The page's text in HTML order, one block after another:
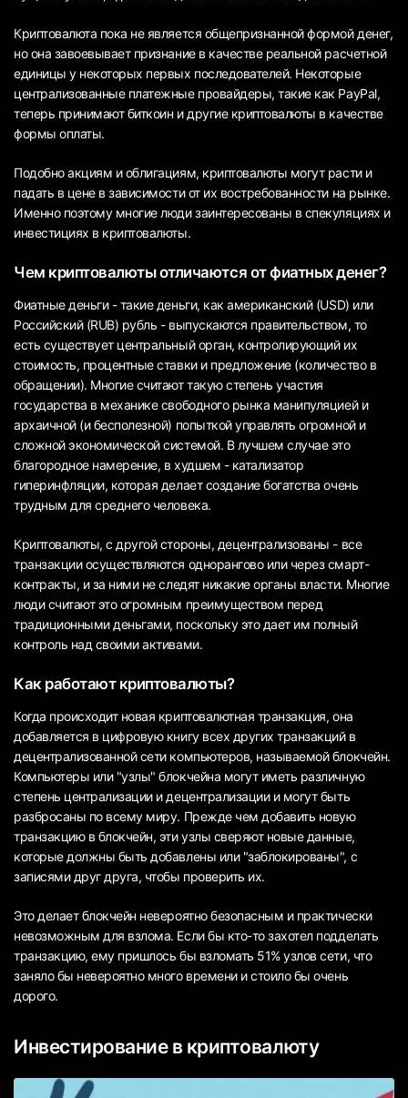
Криптовалюта пока не является общепризнанной формой денег,
но она завоевывает признание в качестве реальной расчетной
единицы у некоторых первых последователей. Некоторые
централизованные платежные провайдеры, такие как PayPal,
теперь принимают биткоин и другие криптовалюты в качестве
формы оплаты.
Подобно акциям и облигациям, криптовалюты могут расти и
падать в цене в зависимости от их востребованности на рынке.
Именно поэтому многие люди заинтересованы в спекуляциях и
инвестициях в криптовалюты.
Чем криптовалюты отличаются от фиатных денег?
Фиатные деньги - такие деньги, как американский (USD) или
Российский (RUB) рубль - выпускаются правительством, то
есть существует центральный орган, контролирующий их
стоимость, процентные ставки и предложение (количество в
обращении). Многие считают такую степень участия
государства в механике свободного рынка манипуляцией и
архаичной (и бесполезной) попыткой управлять огромной и
сложной экономической системой. В лучшем случае это
благородное намерение, в худшем - катализатор
гиперинфляции, которая делает создание богатства очень
трудным для среднего человека.
Криптовалюты, с другой стороны, децентрализованы - все
транзакции осуществляются однорангово или через смарт-
контракты, и за ними не следят никакие органы власти. Многие
люди считают это огромным преимуществом перед
традиционными деньгами, поскольку это дает им полный
контроль над своими активами.
Как работают криптовалюты?
Когда происходит новая криптовалютная транзакция, она
добавляется в цифровую книгу всех других транзакций в
децентрализованной сети компьютеров, называемой блокчейн.
Компьютеры или "узлы" блокчейна могут иметь различную
степень централизации и децентрализации и могут быть
разбросаны по всему миру. Прежде чем добавить новую
транзакцию в блокчейн, эти узлы сверяют новые данные,
которые должны быть добавлены или "заблокированы", с
записями друг друга, чтобы проверить их.
Это делает блокчейн невероятно безопасным и практически
невозможным для взлома. Если бы кто-то захотел подделать
транзакцию, ему пришлось бы взломать 51% узлов сети, что
заняло бы невероятно много времени и стоило бы очень
дорого.
Инвестирование в криптовалюту